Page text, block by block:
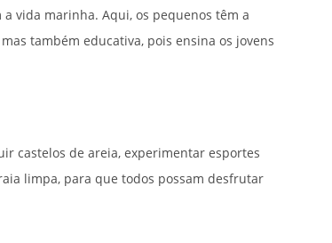
vida marinha. Aqui, os pequenos têm a
também educativa, pois ensina os jovens
castelos de areia, experimentar esportes
limpa, para que todos possam desfrutar